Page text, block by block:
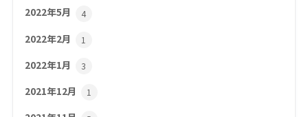
2022年5月 4
2022年2月 1
2022年1月 3
2021年12月 1